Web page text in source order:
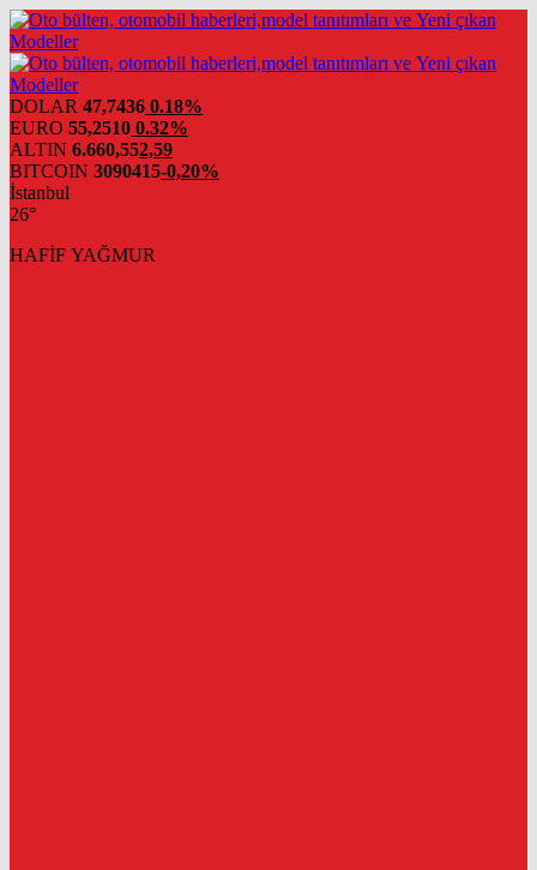
DOLAR 47,7436 0.18%
EURO 55,2510 0.32%
ALTIN 6.660,552,59
BITCOIN 3090415-0,20%
İstanbul
26°
HAFİF YAĞMUR